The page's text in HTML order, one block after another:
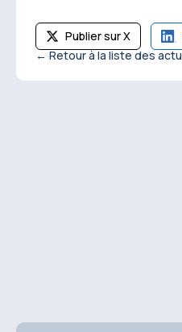
Publier sur X
← Retour à la liste des